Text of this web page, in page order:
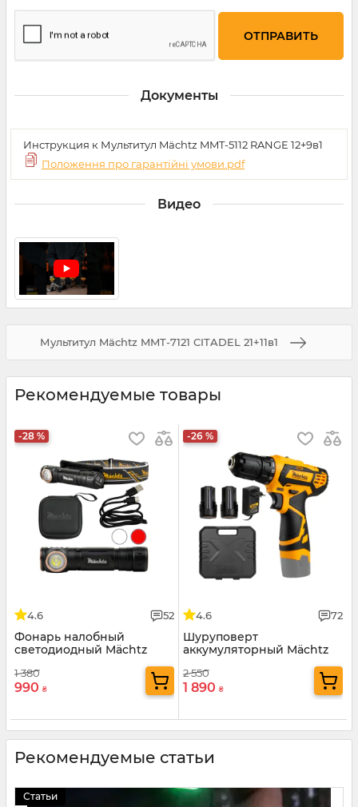
Документы
Инструкция к Мультитул Mächtz MMT-5112 RANGE 12+9в1
Положення про гарантійні умови.pdf
Видео
Мультитул Mächtz MMT-7121 CITADEL 21+11в1
Рекомендуемые товары
-28 %
4.6 52
Фонарь налобный
светодиодный Mächtz
1 380
990 ₴
-26 %
4.6 72
Шуруповерт
аккумуляторный Mächtz
2 550
1 890 ₴
Рекомендуемые статьи
Статьи